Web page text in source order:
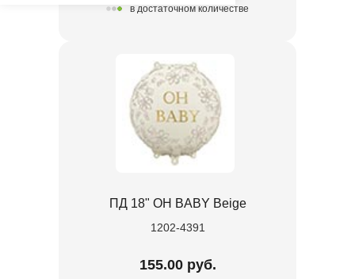
в достаточном количестве
ПД 18" OH BABY Beige
1202-4391
155.00 руб.